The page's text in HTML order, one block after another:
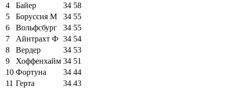
4
Байер 34 58
5
Боруссия М 34 55
6
Вольфсбург 34 55
7
Айнтрахт Ф 34 54
8
Вердер 34 53
9
Хоффенхайм 34 51
10 Фортуна 34 44
11 Герта 34 43